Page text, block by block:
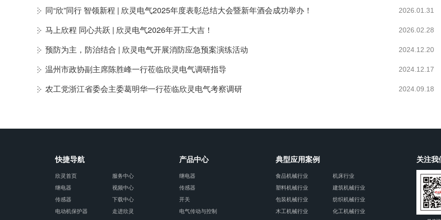
同“欣”同行 智领新程 | 欣灵电气2025年度表彰总结大会暨新年酒会成功举办！ 2026.01.31
马上欣程 同心共跃 | 欣灵电气2026年开工大吉！ 2026.02.28
预防为主，防治结合 | 欣灵电气开展消防应急预案演练活动 2024.12.20
温州市政协副主席陈胜峰一行莅临欣灵电气调研指导 2024.12.17
农工党浙江省委会主委葛明华一行莅临欣灵电气考察调研 2024.09.18
快捷导航
欣灵首页
服务中心
继电器
视频中心
传感器
下载中心
电动机保护器
走进欣灵
产品中心
继电器
传感器
开关
电气传动与控制
典型应用案例
食品机械行业
机床行业
塑料机械行业
建筑机械行业
包装机械行业
纺织机械行业
木工机械行业
化工机械行业
关注我